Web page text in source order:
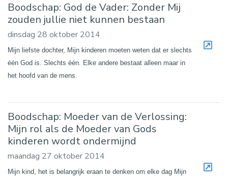
Boodschap: God de Vader: Zonder Mij
zouden jullie niet kunnen bestaan
dinsdag 28 oktober 2014
Mijn liefste dochter, Mijn kinderen moeten weten dat er slechts
één God is. Slechts één. Elke andere bestaat alleen maar in
het hoofd van de mens.
Boodschap: Moeder van de Verlossing:
Mijn rol als de Moeder van Gods
kinderen wordt ondermijnd
maandag 27 oktober 2014
Mijn kind, het is belangrijk eraan te denken om elke dag Mijn